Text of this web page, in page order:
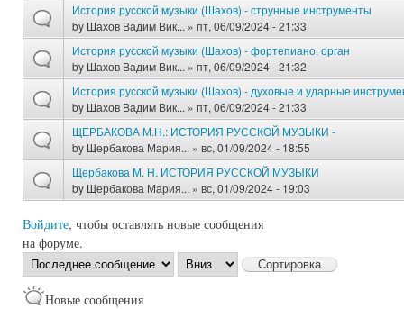
История русской музыки (Шахов) - струнные инструменты
by Шахов Вадим Вик... » пт, 06/09/2024 - 21:33
История русской музыки (Шахов) - фортепиано, орган
by Шахов Вадим Вик... » пт, 06/09/2024 - 21:32
История русской музыки (Шахов) - духовые и ударные
by Шахов Вадим Вик... » пт, 06/09/2024 - 21:33
ЩЕРБАКОВА М.Н.: ИСТОРИЯ РУССКОЙ МУЗЫКИ -
by Щербакова Мария... » вс, 01/09/2024 - 18:55
Щербакова М. Н. ИСТОРИЯ РУССКОЙ МУЗЫКИ
by Щербакова Мария... » вс, 01/09/2024 - 19:03
Войдите, чтобы оставлять новые сообщения
на форуме.
Сортировка
по
Сортировка
Новые сообщения